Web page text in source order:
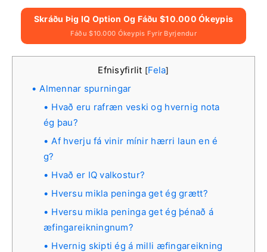
Skráðu Þig IQ Option Og Fáðu $10.000 Ókeypis
Fáðu $10.000 Ókeypis Fyrir Byrjendur
Efnisyfirlit [Fela]
Almennar spurningar
Hvað eru rafræn veski og hvernig nota
ég þau?
Af hverju fá vinir mínir hærri laun en é
g?
Hvað er IQ valkostur?
Hversu mikla peninga get ég grætt?
Hversu mikla peninga get ég þénað á
æfingareikningnum?
Hvernig skipti ég á milli æfingareikning